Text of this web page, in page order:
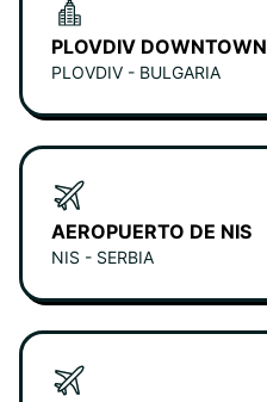
PLOVDIV DOWNTOWN
PLOVDIV - BULGARIA
AEROPUERTO DE NIS
NIS - SERBIA